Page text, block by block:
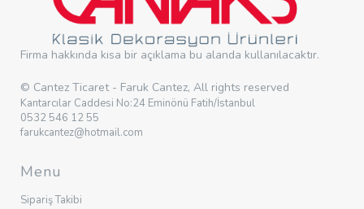
Firma hakkında kısa bir açıklama bu alanda kullanılacaktır.
© Cantez Ticaret - Faruk Cantez, All rights reserved
Kantarcılar Caddesi No:24 Eminönü Fatih/İstanbul
0532 546 12 55
farukcantez@hotmail.com
Menu
Sipariş Takibi